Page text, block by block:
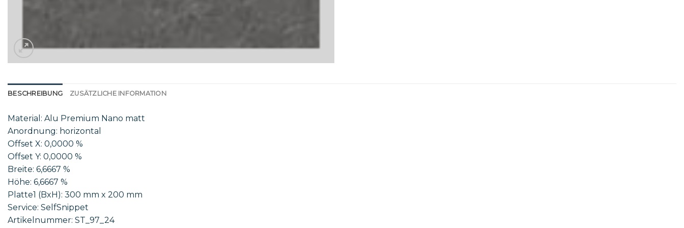
BESCHREIBUNG ZUSÄTZLICHE INFORMATION
Material: Alu Premium Nano matt
Anordnung: horizontal
Offset X: 0,0000 %
Offset Y: 0,0000 %
Breite: 6,6667 %
Höhe: 6,6667 %
Platte1 (BxH): 300 mm x 200 mm
Service: SelfSnippet
Artikelnummer: ST_97_24